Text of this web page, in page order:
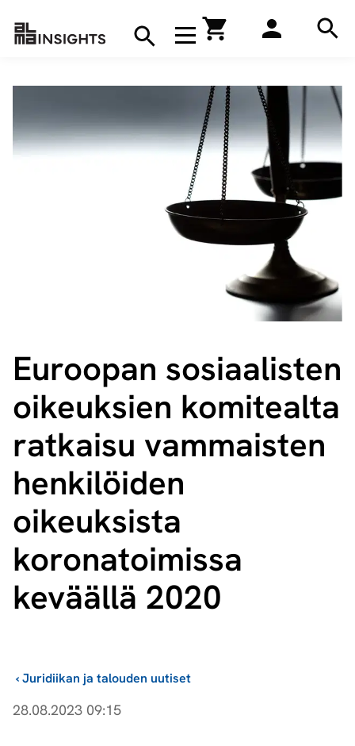
Avaa navigaatio
Hae
Euroopan sosiaalisten
oikeuksien komitealta
ratkaisu vammaisten
henkilöiden
oikeuksista
koronatoimissa
keväällä 2020
Juridiikan ja talouden uutiset
›
28.08.2023 09:15